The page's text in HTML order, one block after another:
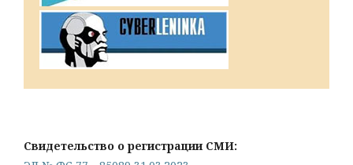
Свидетельство о регистрации СМИ: